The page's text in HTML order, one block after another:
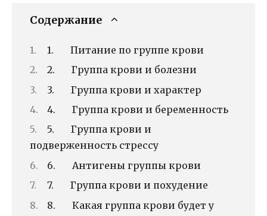
Содержание
1. Питание по группе крови
2. Группа крови и болезни
3. Группа крови и характер
4. Группа крови и беременность
5. Группа крови и
подверженность стрессу
6. Антигены группы крови
7. Группа крови и похудение
8. Какая группа крови будет у